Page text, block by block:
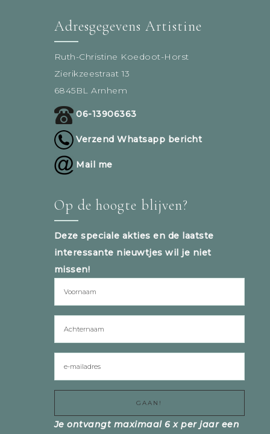
Adresgegevens Artistine
Ruth-Christine Koedoot-Horst
Zierikzeestraat 13
6845BL Arnhem
06-13906363
Verzend Whatsapp bericht
Mail me
Op de hoogte blijven?
Deze speciale akties en de laatste
interessante nieuwtjes wil je niet
missen!
Je ontvangt maximaal 6 x per jaar een